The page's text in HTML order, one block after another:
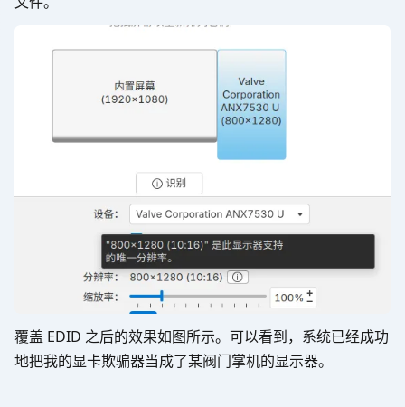
覆盖 EDID 之后的效果如图所示。可以看到，系统已经成功
地把我的显卡欺骗器当成了某阀门掌机的显示器。